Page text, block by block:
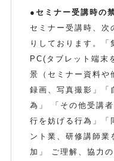
●セミナー受講時の
セミナー受講時、次
りしております。「
PC(タブレット端末
景（セミナー資料や
録画、写真撮影」「
為」 「その他受講
行を妨げる行為」「
ント業、研修講師業
加」 ご理解、協力